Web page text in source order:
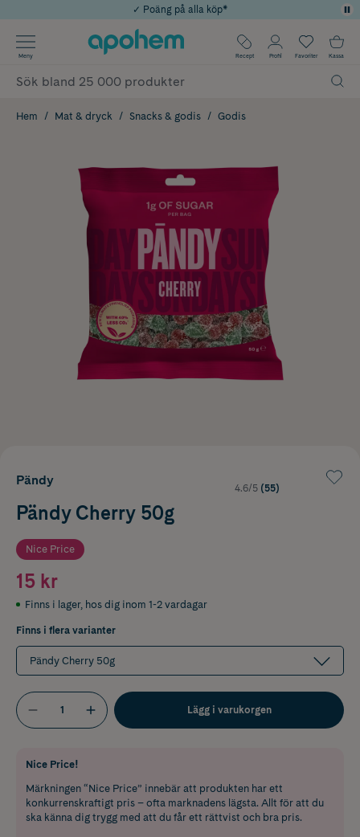
Årets Butik 2025 inom Skönhet
Använd kod: SOMMAR20 för 20% över 649kr
✓ Rådgivning från farmaceuter & hudterapeuter
✓ Poäng på alla köp*
Meny Recept Profil Favoriter Kassa
Hem Mat & dryck Snacks & godis Godis
Pändy
4.6/5 (55)
Pändy Cherry 50g
Nice Price
15 kr
Finns i lager, hos dig inom 1-2 vardagar
Finns i flera varianter
Pändy Cherry 50g
Lägg i varukorgen
Nice Price!
Märkningen “Nice Price” innebär att produkten har ett
konkurrenskraftigt pris – ofta marknadens lägsta. Allt för att du
ska känna dig trygg med att du får ett rättvist och bra pris.